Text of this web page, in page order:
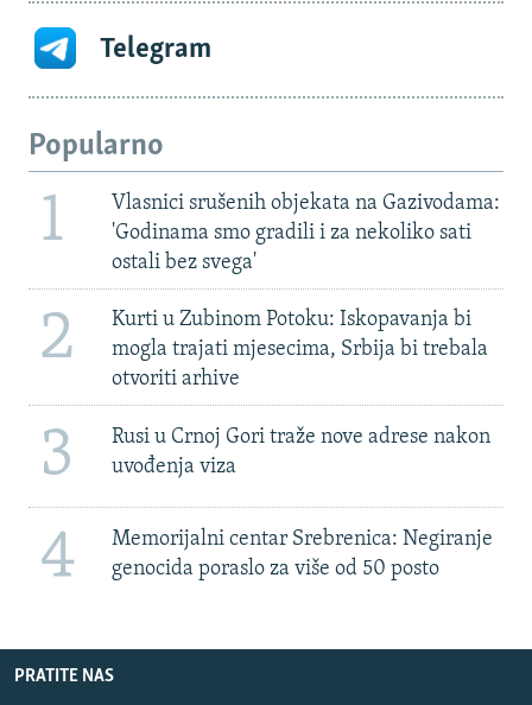
Telegram
Popularno
1
Vlasnici srušenih objekata na Gazivodama:
'Godinama smo gradili i za nekoliko sati
ostali bez svega'
2
Kurti u Zubinom Potoku: Iskopavanja bi
mogla trajati mjesecima, Srbija bi trebala
otvoriti arhive
3
Rusi u Crnoj Gori traže nove adrese nakon
uvođenja viza
4
Memorijalni centar Srebrenica: Negiranje
genocida poraslo za više od 50 posto
PRATITE NAS